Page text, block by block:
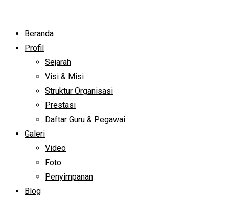
Beranda
Profil
Sejarah
Visi & Misi
Struktur Organisasi
Prestasi
Daftar Guru & Pegawai
Galeri
Video
Foto
Penyimpanan
Blog